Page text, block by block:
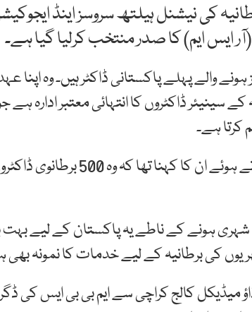
کی نیشنل ہیلتھ سروسز اینڈ
ایس ایم) کا صدر منتخب کرلیا گیا ہے۔
والے پہلے پاکستانی ڈاکٹر ہیں۔ وہ اپنا
سینیئر ڈاکٹروں کا انتہائی معتبر ادارہ
کرتا ہے۔
پاکستان کے ایک نجی ٹیلی وژن سے بات کرتے
شہری ہونے کے ناطے یہ پاکستان کے لیے
کی برطانیہ کے لیے خدمات کا نمونہ